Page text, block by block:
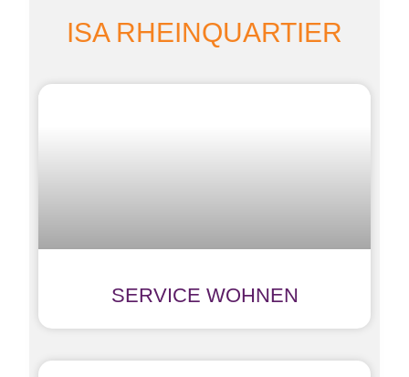
ISA RHEINQUARTIER
SERVICE WOHNEN